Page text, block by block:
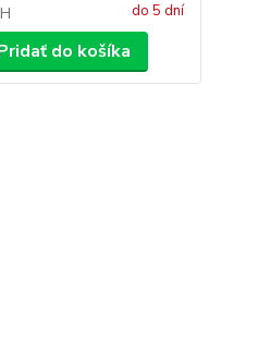
do 5 dní
do košíka